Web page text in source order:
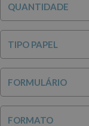
QUANTIDADE
TIPO PAPEL
FORMULÁRIO
FORMATO